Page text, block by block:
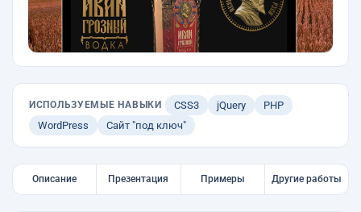
ИСПОЛЬЗУЕМЫЕ НАВЫКИ CSS3 jQuery
PHP
WordPress
Сайт "под ключ"
Описание Презентация Примеры Другие работы